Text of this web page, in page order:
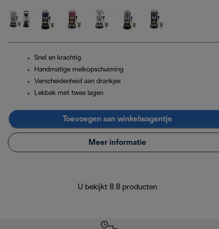
Snel en krachtig
Handmatige melkopschuiming
Verscheidenheid aan drankjes
Lekbak met twee lagen
Toevoegen aan winkelwagentje
Meer informatie
U bekijkt 8 8 producten